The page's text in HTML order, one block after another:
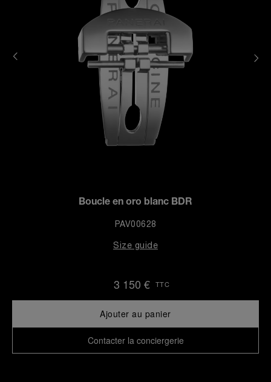
Boucle en oro blanc BDR
PAV00628
Size guide
3 150 € TTC
Ajouter au panier
Contacter la conciergerie